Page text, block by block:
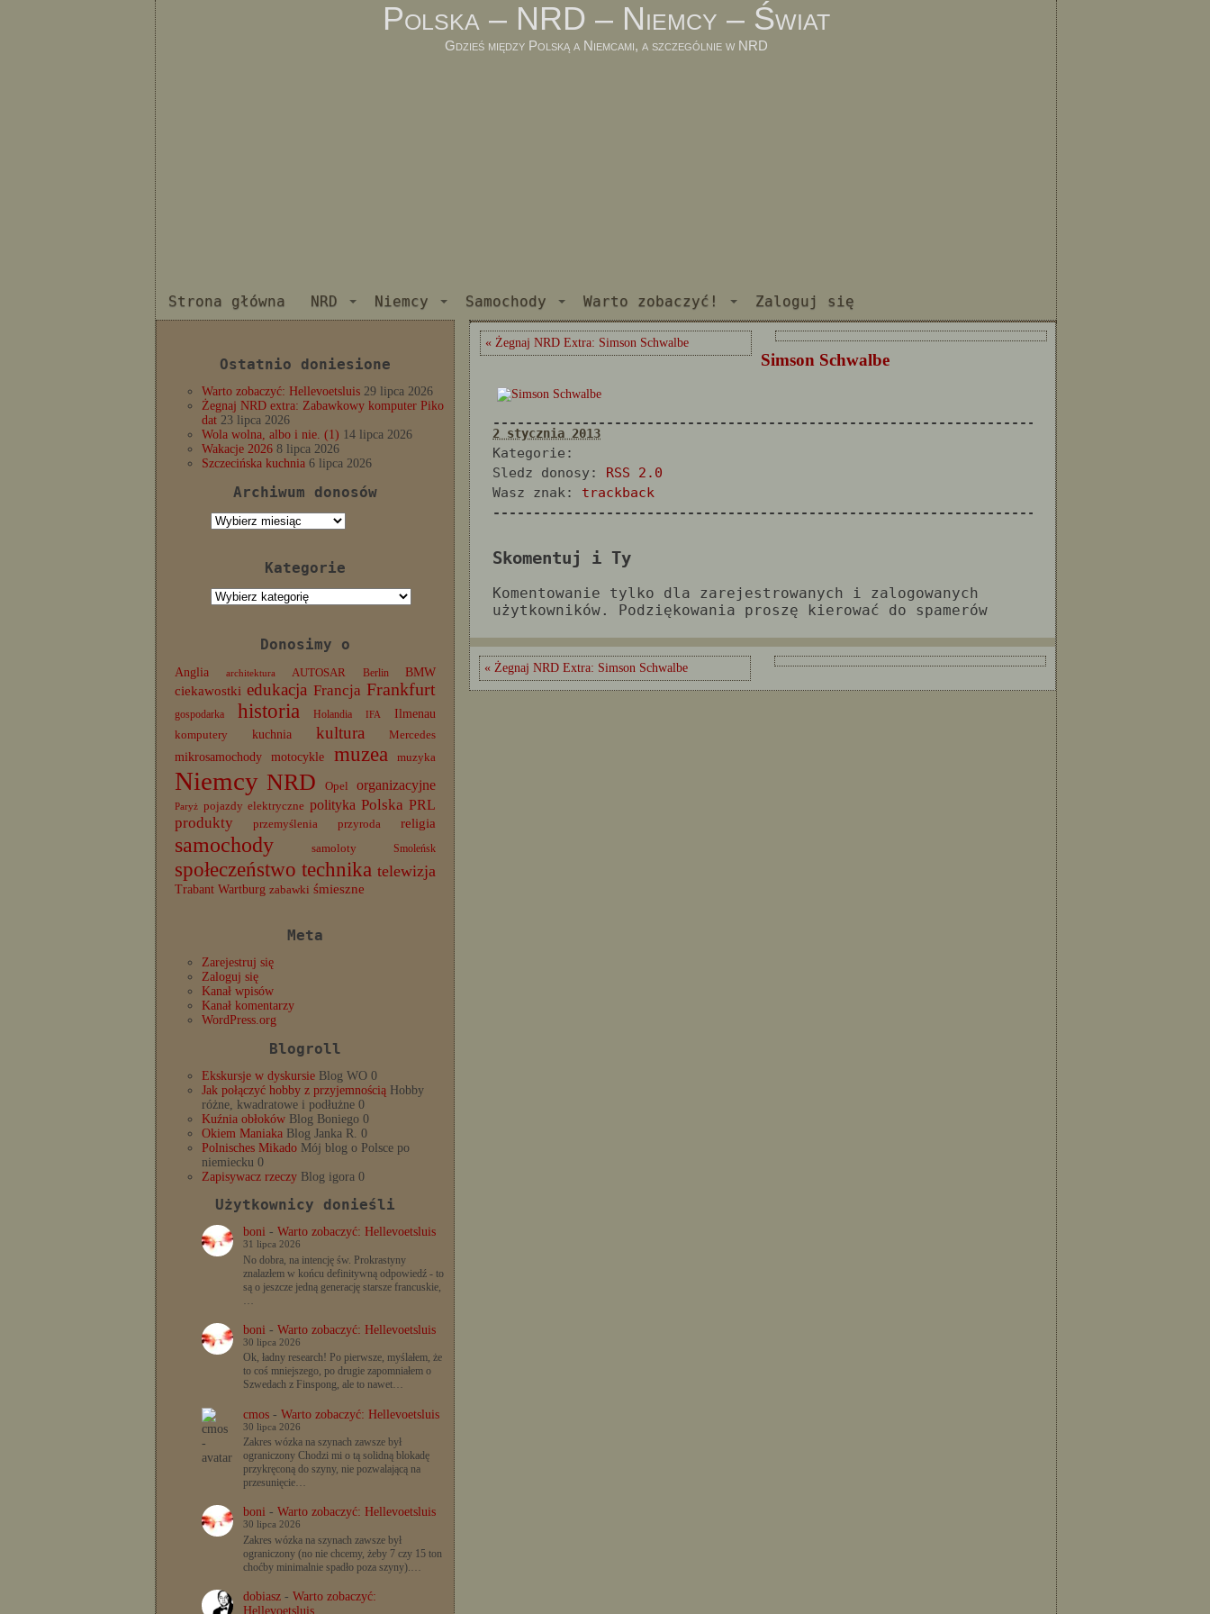
Polska – NRD – Niemcy – Świat
Gdzieś między Polską a Niemcami, a szczególnie w NRD
Strona główna NRD Niemcy Samochody Warto zobaczyć! Zaloguj się
Ostatnio doniesione
Warto zobaczyć: Hellevoetsluis 29 lipca 2026
Żegnaj NRD extra: Zabawkowy komputer Piko
dat 23 lipca 2026
Wola wolna, albo i nie. (1) 14 lipca 2026
Wakacje 2026 8 lipca 2026
Szczecińska kuchnia 6 lipca 2026
Archiwum donosów
Archiwum
Kategorie
Kategorie
Donosimy o
Anglia architektura AUTOSAR Berlin BMW
ciekawostki edukacja Francja Frankfurt
gospodarka historia Holandia IFA
Ilmenau
komputery
kuchnia kultura Mercedes
mikrosamochody motocykle muzea muzyka
Niemcy NRD Opel organizacyjne
Paryż pojazdy elektryczne polityka Polska PRL
produkty
przemyślenia przyroda religia
samochody samoloty Smoleńsk
społeczeństwo technika telewizja
Trabant Wartburg zabawki śmieszne
Meta
Zarejestruj się
Zaloguj się
Kanał wpisów
Kanał komentarzy
WordPress.org
Blogroll
Ekskursje w dyskursie Blog WO 0
Jak połączyć hobby z przyjemnością Hobby
różne, kwadratowe i podłużne 0
Kuźnia obłoków Blog Boniego 0
Okiem Maniaka Blog Janka R. 0
Polnisches Mikado Mój blog o Polsce po
niemiecku 0
Zapisywacz rzeczy Blog igora 0
Użytkownicy donieśli
boni- Warto zobaczyć: Hellevoetsluis
31 lipca 2026
No dobra, na intencję św. Prokrastyny
znalazłem w końcu definitywną odpowiedź - to
są o jeszcze jedną generację starsze francuskie,
…
boni- Warto zobaczyć: Hellevoetsluis
30 lipca 2026
Ok, ładny research! Po pierwsze, myślałem, że
to coś mniejszego, po drugie zapomniałem o
Szwedach z Finspong, ale to nawet…
cmos- Warto zobaczyć: Hellevoetsluis
30 lipca 2026
Zakres wózka na szynach zawsze był
ograniczony Chodzi mi o tą solidną blokadę
przykręconą do szyny, nie pozwalającą na
przesunięcie…
boni- Warto zobaczyć: Hellevoetsluis
30 lipca 2026
Zakres wózka na szynach zawsze był
ograniczony (no nie chcemy, żeby 7 czy 15 ton
choćby minimalnie spadło poza szyny).…
dobiasz- Warto zobaczyć:
Hellevoetsluis
« Żegnaj NRD Extra: Simson Schwalbe
Simson Schwalbe
2 stycznia 2013
Kategorie:
Sledz donosy: RSS 2.0
Wasz znak: trackback
Skomentuj i Ty
Komentowanie tylko dla zarejestrowanych i zalogowanych
użytkowników. Podziękowania proszę kierować do spamerów
« Żegnaj NRD Extra: Simson Schwalbe